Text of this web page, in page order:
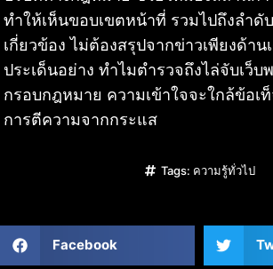
ทำให้เห็นขอบเขตหน้าที่ รวมไปถึงลำ
เกี่ยวข้อง ไม่ต้องสรุปจากข่าวเพียงด้า
ประเด็นอย่าง ทำไมตำรวจถึงไล่จับเว็
กรอบกฎหมาย ความเข้าใจจะใกล้ข้อเ
การตีความจากกระแส
Tags: ความรู้ทั่วไป
Facebook